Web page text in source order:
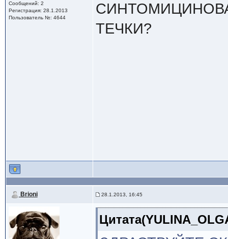
Сообщений: 2
Регистрация: 28.1.2013
Пользователь №: 4644
ТЕЧКИ?
Brioni 28.1.2013, 16:45